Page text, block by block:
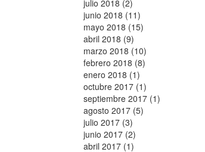
julio 2018 (2)
junio 2018 (11)
mayo 2018 (15)
abril 2018 (9)
marzo 2018 (10)
febrero 2018 (8)
enero 2018 (1)
octubre 2017 (1)
septiembre 2017 (1)
agosto 2017 (5)
julio 2017 (3)
junio 2017 (2)
abril 2017 (1)